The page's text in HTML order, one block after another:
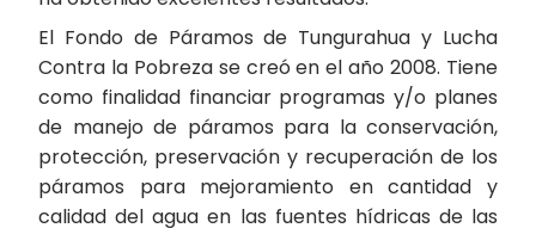
El Fondo de Páramos de Tungurahua y Lucha
Contra la Pobreza se creó en el año 2008. Tiene
como finalidad financiar programas y/o planes
de manejo de páramos para la conservación,
protección, preservación y recuperación de los
páramos para mejoramiento en cantidad y
calidad del agua en las fuentes hídricas de las